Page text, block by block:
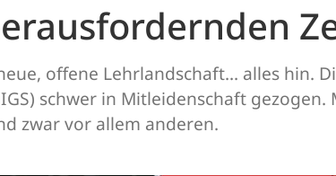
offene Lehrlandschaft... alles hin.
schwer in Mitleidenschaft
zwar vor allem anderen.